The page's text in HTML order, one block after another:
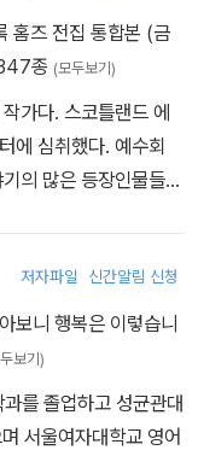
홈즈 전집 통합본 (금
종 (모두보기)
가다. 스코틀랜드 에
에 심취했다. 예수회
의 많은 등장인물들이
설 『주홍색 연구』를
스트랜드 매거진》에
인 호응을 얻었고 그
마지막 사건』에서 홈
아프리카 전쟁(1899~
저자파일 신간알림 신청
보니 행복은 이렇습니
보기)
를 졸업하고 성균관대
서울여자대학교 영어